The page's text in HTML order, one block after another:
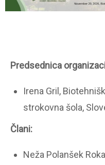
Predsednica
Irena Gril,
strokovna šola,
Člani:
Neža Polanšek